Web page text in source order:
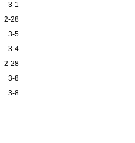
3-1
2-28
3-5
3-4
2-28
3-8
3-8